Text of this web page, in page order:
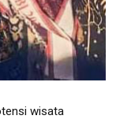
wisata